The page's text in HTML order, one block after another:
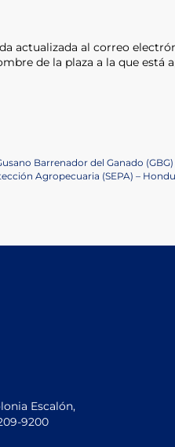
actualizada al correo
de la plaza a la que está
Barrenador del Ganado
Agropecuaria (SEPA) –
Escalón,
9200